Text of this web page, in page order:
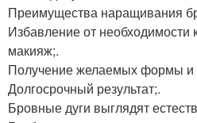
Преимущества наращивания
Избавление от необходимости
макияж;.
Получение желаемых формы и
Долгосрочный результат;.
Бровные дуги выглядят